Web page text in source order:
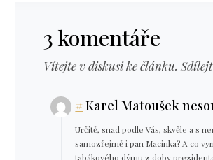
3 komentáře
Vítejte v diskusi ke článku.
#Karel Matoušek
Určitě, snad podle Vás, skvěle a s
samozřejmě i pan Macinka? A co
tabákového dýmu z doby